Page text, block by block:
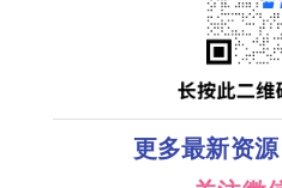
更多最新资